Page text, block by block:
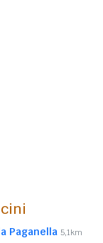
Paganella 5,1km